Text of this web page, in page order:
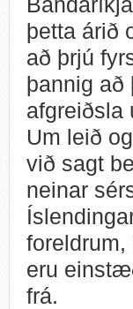
þetta árið
að þrjú
þannig að
afgreiðsla
Um leið
við sagt
neinar
eru
frá.